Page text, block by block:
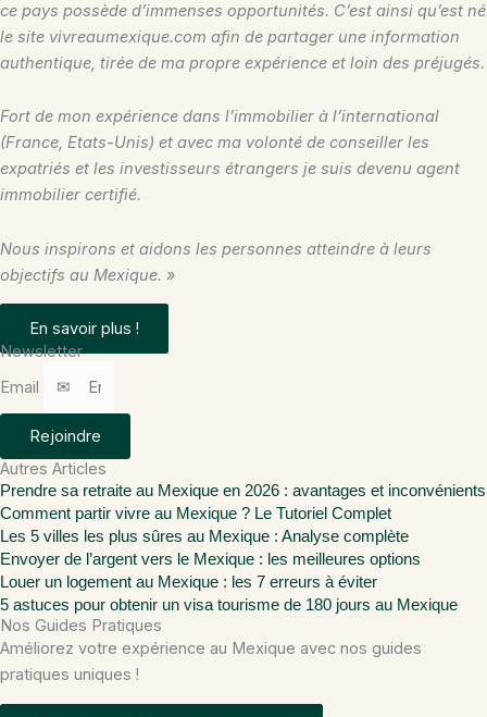
ce pays possède d’immenses opportunités. C’est ainsi qu’est né
le site vivreaumexique.com afin de partager une information
authentique, tirée de ma propre expérience et loin des préjugés.
Fort de mon expérience dans l’immobilier à l’international
(France, Etats-Unis) et avec ma volonté de conseiller les
expatriés et les investisseurs étrangers je suis devenu agent
immobilier certifié.
Nous inspirons et aidons les personnes atteindre à leurs
objectifs au Mexique. »
En savoir plus !
Newsletter
Email
Rejoindre
Autres Articles
Prendre sa retraite au Mexique en 2026 : avantages et inconvénients
Comment partir vivre au Mexique ? Le Tutoriel Complet
Les 5 villes les plus sûres au Mexique : Analyse complète
Envoyer de l’argent vers le Mexique : les meilleures options
Louer un logement au Mexique : les 7 erreurs à éviter
5 astuces pour obtenir un visa tourisme de 180 jours au Mexique
Nos Guides Pratiques
Améliorez votre expérience au Mexique avec nos guides
pratiques uniques !